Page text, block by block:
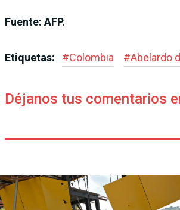
Fuente: AFP.
Etiquetas: #Colombia #Abelardo
Déjanos tus comentarios